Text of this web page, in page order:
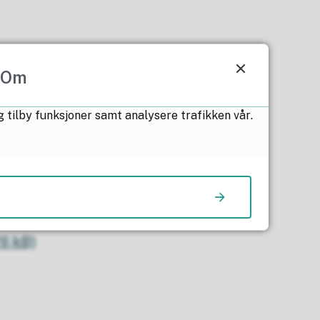
dette
kB)
Om
tilby funksjoner samt analysere trafikken vår.